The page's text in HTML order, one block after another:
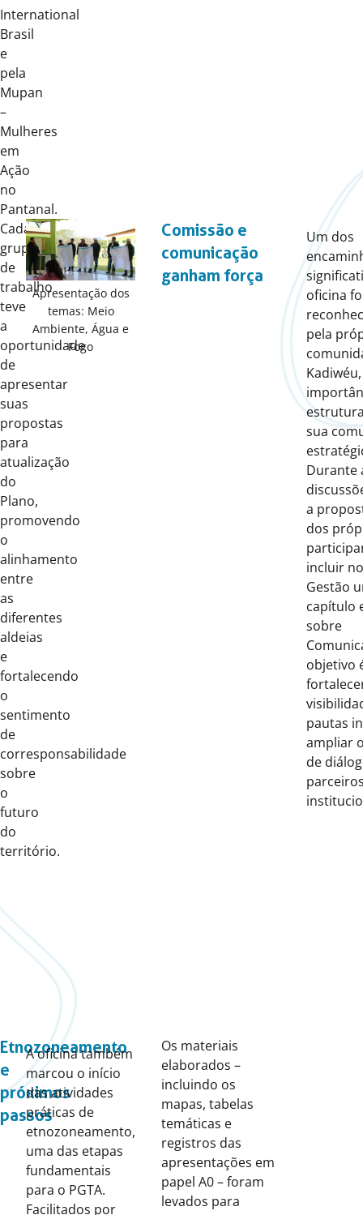
International
Brasil
e
pela
Mupan
–
Mulheres
em
Ação
no
Pantanal.
Cada
grupo
de
trabalho
teve
a
oportunidade
de
apresentar
suas
propostas
para
atualização
do
Plano,
promovendo
o
alinhamento
entre
as
diferentes
aldeias
e
fortalecendo
o
sentimento
de
corresponsabilidade
sobre
o
futuro
do
território.
Apresentação dos
temas: Meio
Ambiente, Água e
Fogo
Comissão e
comunicação
ganham força
Um dos
oficina
pela
sua
Durante
a
dos
incluir
Gestão
capítulo
sobre
objetivo
pautas
ampliar
de
Etnozoneamento
e
próximos
passos
A oficina também
marcou o início
das atividades
práticas de
etnozoneamento,
uma das etapas
fundamentais
para o PGTA.
Facilitados por
Os materiais
elaborados –
incluindo os
mapas, tabelas
temáticas e
registros das
apresentações em
papel A0 – foram
levados para